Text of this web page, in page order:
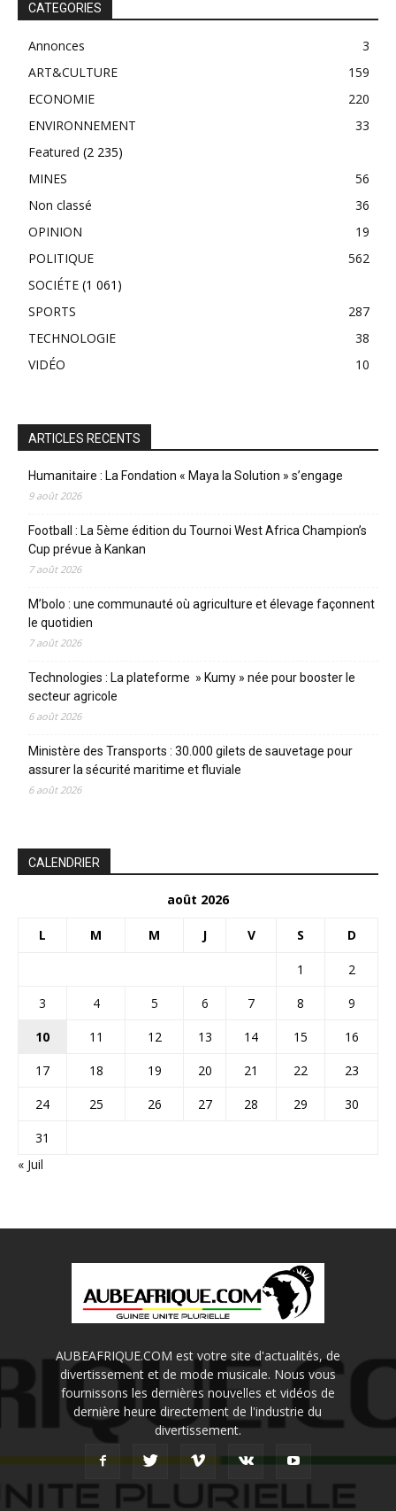
CATEGORIES
Annonces
3
ART&CULTURE
159
ECONOMIE
220
ENVIRONNEMENT
33
Featured (2 235)
MINES
56
Non classé
36
OPINION
19
POLITIQUE
562
SOCIÉTE (1 061)
SPORTS
287
TECHNOLOGIE
38
VIDÉO
10
ARTICLES RECENTS
Humanitaire : La Fondation « Maya la Solution » s’engage
9 août 2026
Football : La 5ème édition du Tournoi West Africa Champion’s
Cup prévue à Kankan
7 août 2026
M’bolo : une communauté où agriculture et élevage façonnent
le quotidien
7 août 2026
Technologies : La plateforme » Kumy » née pour booster le
secteur agricole
6 août 2026
Ministère des Transports : 30.000 gilets de sauvetage pour
assurer la sécurité maritime et fluviale
6 août 2026
CALENDRIER
août 2026
L M M J V S D
1
2
3
4 5 6 7 8
9
10
11 12 13 14 15
16
17
18 19 20 21 22
23
24
25 26 27 28 29
30
31
« Juil
AUBEAFRIQUE.COM est votre site d'actualités, de
divertissement et de mode musicale. Nous vous
fournissons les dernières nouvelles et vidéos de
dernière heure directement de l'industrie du
divertissement.